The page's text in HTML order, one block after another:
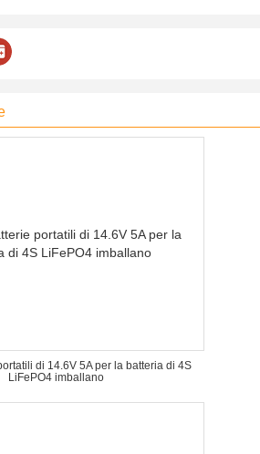
di 14.6V 5A per la batteria di 4S
LiFePO4 imballano